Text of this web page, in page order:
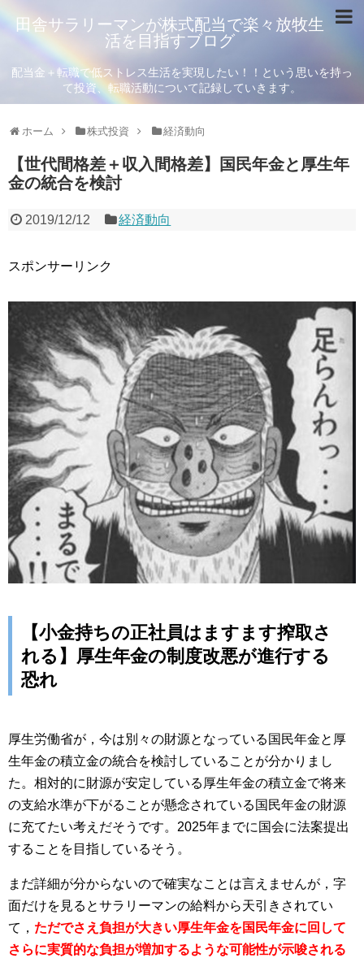
田舎サラリーマンが株式配当で楽々放牧生
活を目指すブログ
配当金＋転職で低ストレス生活を実現したい！！という思いを持っ
て投資、転職活動について記録していきます。
ホーム 株式投資 経済動向
【世代間格差＋収入間格差】国民年金と厚生年
金の統合を検討
2019/12/12 経済動向
スポンサーリンク
【小金持ちの正社員はますます搾取さ
れる】厚生年金の制度改悪が進行する
恐れ
厚生労働省が，今は別々の財源となっている国民年金と厚
生年金の積立金の統合を検討していることが分かりまし
た。相対的に財源が安定している厚生年金の積立金で将来
の支給水準が下がることが懸念されている国民年金の財源
に充てたい考えだそうです。2025年までに国会に法案提出
することを目指しているそう。
まだ詳細が分からないので確実なことは言えませんが，字
面だけを見るとサラリーマンの給料から天引きされてい
て， ただでさえ負担が大きい厚生年金を国民年金に回して
さらに実質的な負担が増加するような可能性が示唆される